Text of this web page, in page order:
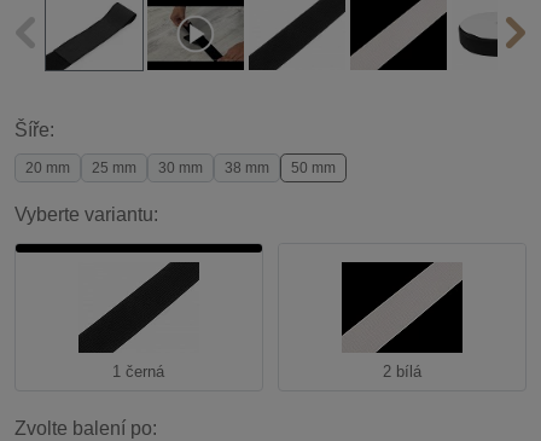
Šíře:
20 mm 25 mm 30 mm 38 mm 50 mm
Vyberte variantu:
1 černá 2 bílá
Zvolte balení po: